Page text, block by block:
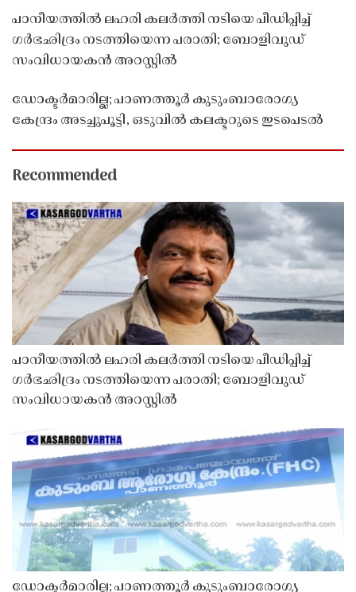
പാനീയത്തിൽ ലഹരി കലർത്തി നടിയെ പീഡിപ്പിച്ച്
ഗർഭഛിദ്രം നടത്തിയെന്ന പരാതി; ബോളിവുഡ്
സംവിധായകൻ അറസ്റ്റിൽ
ഡോക്ടർമാരില്ല; പാണത്തൂർ കുടുംബാരോഗ്യ
കേന്ദ്രം അടച്ചുപൂട്ടി, ഒടുവിൽ കലക്ടറുടെ ഇടപെടൽ
Recommended
പാനീയത്തിൽ ലഹരി കലർത്തി നടിയെ പീഡിപ്പിച്ച്
ഗർഭഛിദ്രം നടത്തിയെന്ന പരാതി; ബോളിവുഡ്
സംവിധായകൻ അറസ്റ്റിൽ
ഡോക്ടർമാരില്ല; പാണത്തൂർ കുടുംബാരോഗ്യ